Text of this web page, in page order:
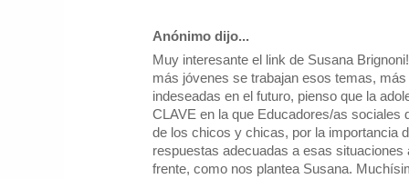
Anónimo dijo...
Muy interesante el link de Susana
más jóvenes se trabajan esos temas,
indeseadas en el futuro, pienso que la
CLAVE en la que Educadores/as sociales
de los chicos y chicas, por la importancia
respuestas adecuadas a esas situaciones
frente, como nos plantea Susana.